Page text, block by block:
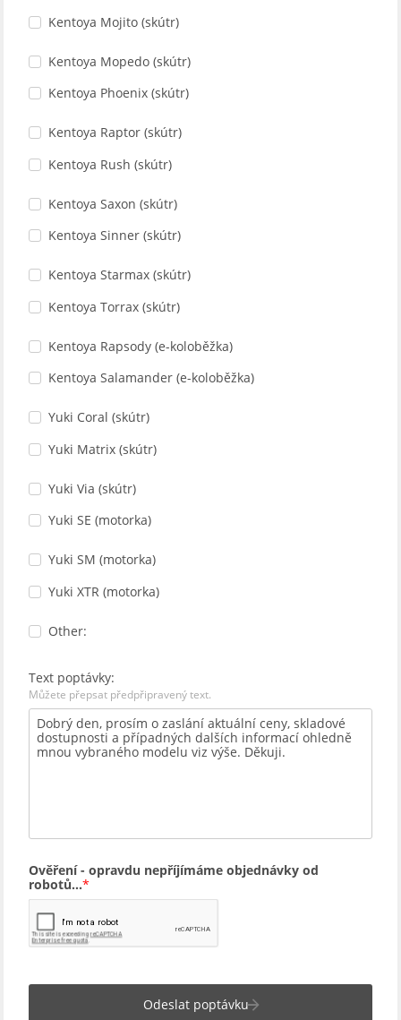
Kentoya Mojito (skútr)
Kentoya Mopedo (skútr)
Kentoya Phoenix (skútr)
Kentoya Raptor (skútr)
Kentoya Rush (skútr)
Kentoya Saxon (skútr)
Kentoya Sinner (skútr)
Kentoya Starmax (skútr)
Kentoya Torrax (skútr)
Kentoya Rapsody (e-koloběžka)
Kentoya Salamander (e-koloběžka)
Yuki Coral (skútr)
Yuki Matrix (skútr)
Yuki Via (skútr)
Yuki SE (motorka)
Yuki SM (motorka)
Yuki XTR (motorka)
Other:
Text poptávky:
Můžete přepsat předpřipravený text.
Ověření - opravdu nepříjímáme objednávky od
robotů...
Odeslat poptávku